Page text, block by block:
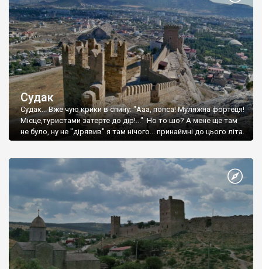
Судак
Судак... Вже чую крики в спину: "Ааа, попса! Муляжна фортеця!
Місце,туристами затерте до дір!..." Но то шо? А мене ще там
не було, ну не "дірявив" я там нічого... принаймні до цього літа.